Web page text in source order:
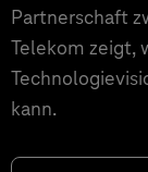
Partnerschaft
Telekom zeigt,
kann.